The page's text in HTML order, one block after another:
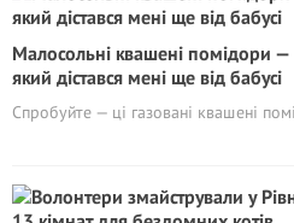
Малосольні квашені помідори
який дістався мені ще від бабусі
Спробуйте — ці газовані квашені